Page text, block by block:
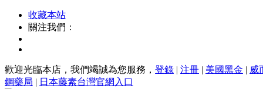
收藏本站
關注我們：
歡迎光臨本店，我們竭誠為您服務， 登錄 | 注冊 | 美國黑金 | 威
鋼藥局 | 日本藤素台灣官網入口